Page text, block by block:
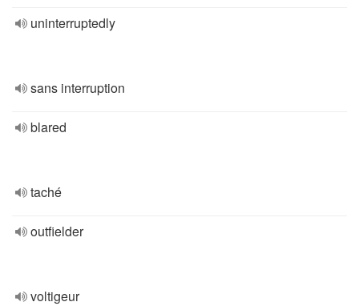
uninterruptedly
sans interruption
blared
taché
outfielder
voltigeur